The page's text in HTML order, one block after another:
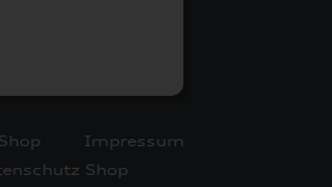
Impressum
Shop